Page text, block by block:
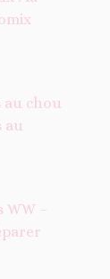
au chou
au
–